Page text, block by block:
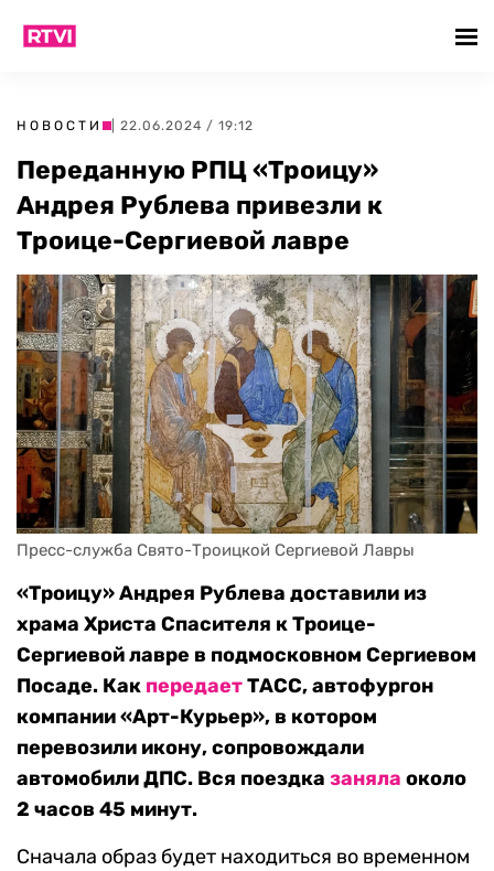
НОВОСТИ | 22.06.2024 / 19:12
Переданную РПЦ «Троицу»
Андрея Рублева привезли к
Троице-Сергиевой лавре
Пресс-служба Свято-Троицкой Сергиевой Лавры
«Троицу» Андрея Рублева доставили из
храма Христа Спасителя к Троице-
Сергиевой лавре в подмосковном Сергиевом
Посаде. Как передаетТАСС, автофургон
компании «Арт-Курьер», в котором
перевозили икону, сопровождали
автомобили ДПС. Вся поездка заняла около
2 часов 45 минут.
Сначала образ будет находиться во временном